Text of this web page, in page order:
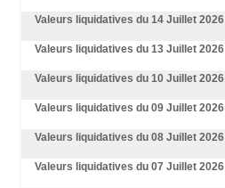
Valeurs liquidatives du 14 Juillet 2026
Valeurs liquidatives du 13 Juillet 2026
Valeurs liquidatives du 10 Juillet 2026
Valeurs liquidatives du 09 Juillet 2026
Valeurs liquidatives du 08 Juillet 2026
Valeurs liquidatives du 07 Juillet 2026